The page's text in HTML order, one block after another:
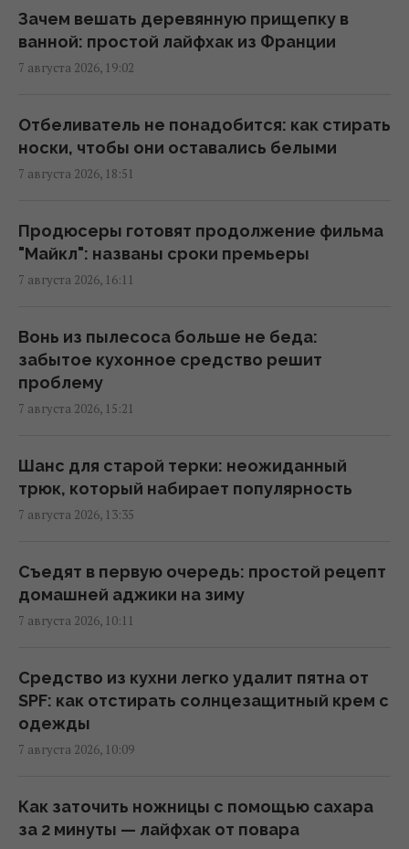
(фото)
17:21 пятница, 07 августа 2026
что нужно сделать, чтобы исполнилось
желание
17:10 пятница, 07 августа 2026
Любят ли кошки своих хозяев так же, как
собаки: вот что выяснила наука
16:17 пятница, 07 августа 2026
От поддельных гидов до ИИ: названы
самые опасные мошеннические ловушки
для туристов
15:34 пятница, 07 августа 2026
5 самых дешевых направлений Европы для
отдыха в 2026 году: обновленный рейтинг
15:26 пятница, 07 августа 2026
В 1984 году Британия намеренно врезала
поезд в ядерный контейнер: зачем это
сделали
Муж известной украинской актрисы ушел
из жизни
15:00 пятница, 07 августа 2026
Под льдом Антарктиды обнаружили
остатки "моря", исчезнувшего десятки
Зачем вешать деревянную прищепку в
ванной: простой лайфхак из Франции
7 августа 2026, 19:02
Отбеливатель не понадобится: как стирать
носки, чтобы они оставались белыми
7 августа 2026, 18:51
Продюсеры готовят продолжение фильма
"Майкл": названы сроки премьеры
7 августа 2026, 16:11
Вонь из пылесоса больше не беда:
забытое кухонное средство решит
проблему
7 августа 2026, 15:21
Шанс для старой терки: неожиданный
трюк, который набирает популярность
7 августа 2026, 13:35
Съедят в первую очередь: простой рецепт
домашней аджики на зиму
7 августа 2026, 10:11
Средство из кухни легко удалит пятна от
SPF: как отстирать солнцезащитный крем с
одежды
7 августа 2026, 10:09
Как заточить ножницы с помощью сахара
за 2 минуты — лайфхак от повара